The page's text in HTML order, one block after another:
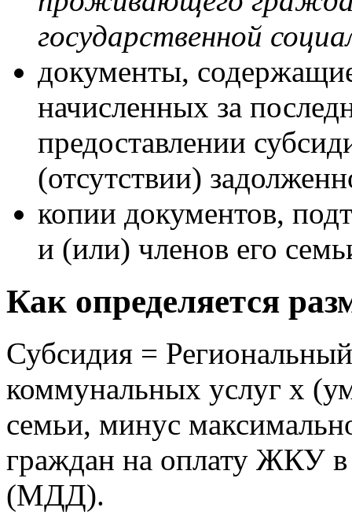
государственной
документы,
начисленных за
предоставлении
(отсутствии)
копии документов,
и (или) членов его
Как определяется
Субсидия =
коммунальных услуг х
семьи, минус
граждан на оплату ЖКУ
(МДД).